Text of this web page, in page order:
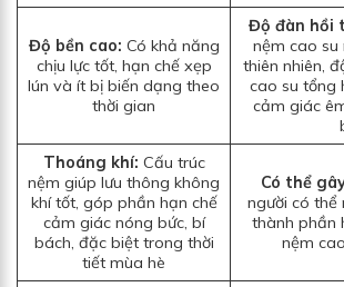
Độ bền cao: Có khả năng
chịu lực tốt, hạn chế xẹp
lún và ít bị biến dạng theo
thời gian
Độ đàn hồi
nệm cao su
thiên nhiên,
cao su tổng
cảm giác
Thoáng khí: Cấu trúc
nệm giúp lưu thông không
khí tốt, góp phần hạn chế
cảm giác nóng bức, bí
bách, đặc biệt trong thời
tiết mùa hè
Có thể
người có thể
thành phần
nệm